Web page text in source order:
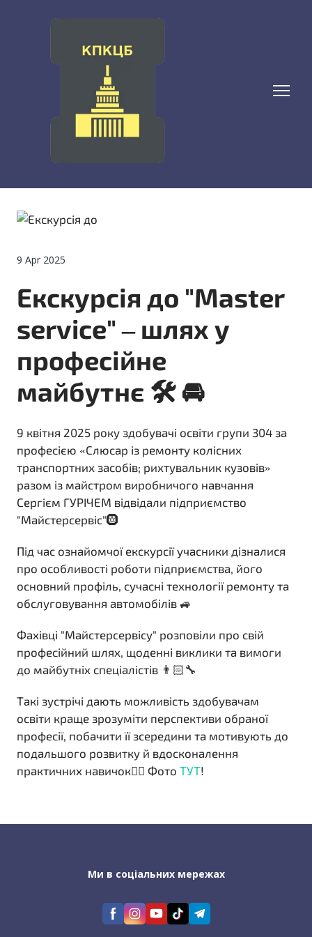
9 Apr 2025
Екскурсія до "Master
serviсе" – шлях у
професійне
майбутнє 🛠️ 🚘
9 квітня 2025 року здобувачі освіти групи 304 за
професією «Слюсар із ремонту колісних
транспортних засобів; рихтувальник кузовів»
разом із майстром виробничого навчання
Сергієм ГУРІЧЕМ відвідали підприємство
"Майстерсервіс"🛞
Під час ознайомчої екскурсії учасники дізналися
про особливості роботи підприємства, його
основний профіль, сучасні технології ремонту та
обслуговування автомобілів 🚙
Фахівці "Майстерсервісу" розповіли про свій
професійний шлях, щоденні виклики та вимоги
до майбутніх спеціалістів 👨🏻‍🔧
Такі зустрічі дають можливість здобувачам
освіти краще зрозуміти перспективи обраної
професії, побачити її зсередини та мотивують до
подальшого розвитку й вдосконалення
практичних навичок👍🏻 Фото ТУТ!
Ми в соціальних мережах